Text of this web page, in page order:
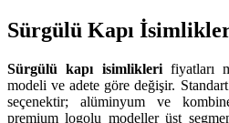
Sürgülü Kapı
Sürgülü kapı isimliklerifiyatları
modeli ve adete göre değişir.
seçenektir; alüminyum ve
premium logolu modeller üst